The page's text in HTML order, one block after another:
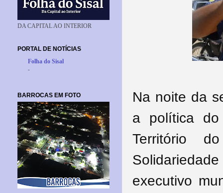
Na noite da
a política
Território
executivo
DA CAPITAL AO INTERIOR
PORTAL DE NOTÍCIAS
Folha do Sisal
-
BARROCAS EM FOTO